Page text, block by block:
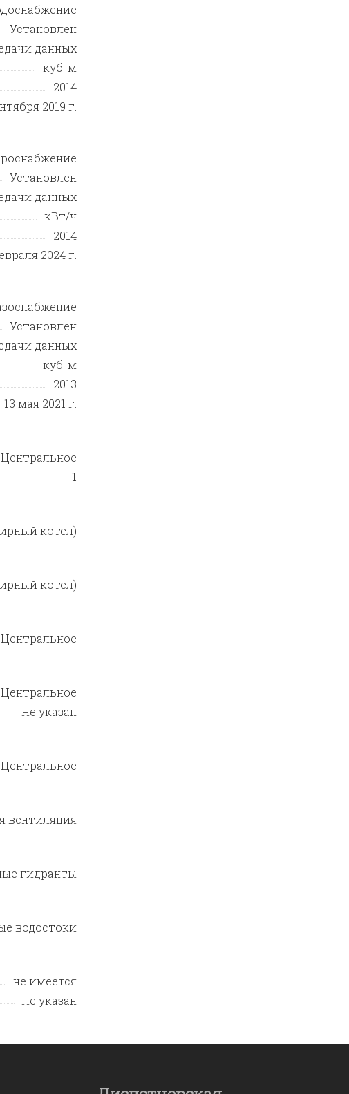
Установлен
данных
куб. м
2014
2019 г.
Установлен
данных
кВт/ч
2014
2024 г.
Установлен
данных
куб. м
2013
13 мая 2021 г.
Центральное
1
котел)
котел)
Центральное
Центральное
Не указан
Центральное
вентиляция
гидранты
водостоки
не имеется
Не указан